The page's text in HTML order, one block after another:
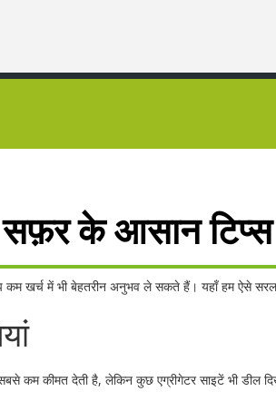
के आसान टिप्स
कम खर्च में भी बेहतरीन अनुभव ले सकते हैं। यहाँ हम ऐसे
कम कीमत देती है, लेकिन कुछ एग्रीगेटर साइटें भी डील